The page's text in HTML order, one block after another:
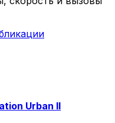
Urban II